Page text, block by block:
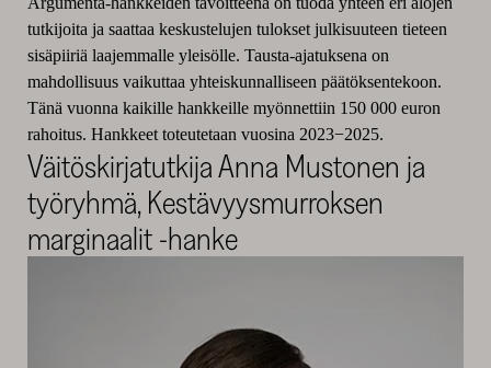
tutkijoita ja saattaa keskustelujen tulokset julkisuuteen tieteen
sisäpiiriä laajemmalle yleisölle. Tausta-ajatuksena on
mahdollisuus vaikuttaa yhteiskunnalliseen päätöksentekoon.
Tänä vuonna kaikille hankkeille myönnettiin 150 000 euron
rahoitus. Hankkeet toteutetaan vuosina 2023−2025.
Väitöskirjatutkija Anna Mustonen ja
työryhmä, Kestävyysmurroksen
marginaalit -hanke